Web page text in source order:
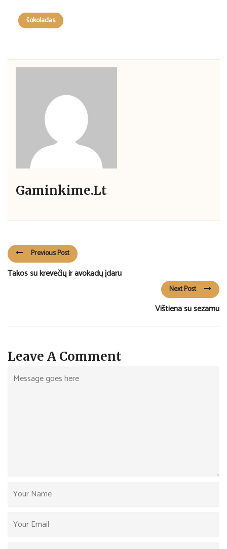
šokoladas
Gaminkime.lt
Previous Post
Takos su krevečių ir avokadų įdaru
Next Post
Vištiena su sezamu
Leave A Comment